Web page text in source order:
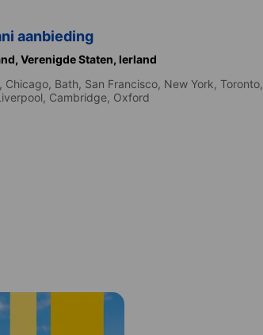
aanbieding
Verenigde Staten, Ierland
Chicago, Bath, San Francisco, New York, Toronto,
Cambridge, Oxford